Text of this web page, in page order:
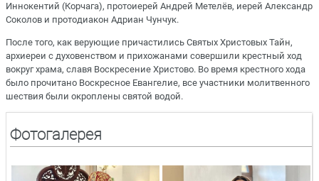
Иннокентий (Корчага), протоиерей Андрей Метелёв, иерей Александр
Соколов и протодиакон Адриан Чунчук.
После того, как верующие причастились Святых Христовых Тайн,
архиереи с духовенством и прихожанами совершили крестный ход
вокруг храма, славя Воскресение Христово. Во время крестного хода
было прочитано Воскресное Евангелие, все участники молитвенного
шествия были окроплены святой водой.
Фотогалерея